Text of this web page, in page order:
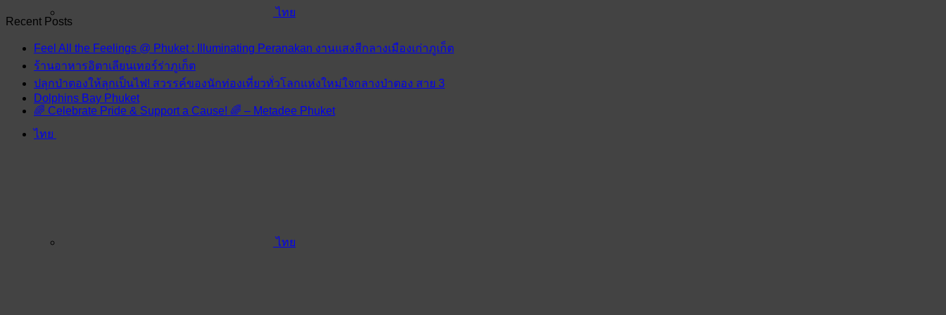
ไทย
ไทย
ไทย
Recent Posts
Feel All the Feelings @ Phuket : Illuminating Peranakan งานแสงสีกลางเมืองเก่าภูเก็ต
ร้านอาหารอิตาเลียนเทอร์ร่าภูเก็ต
ปลุกป่าตองให้ลุกเป็นไฟ! สวรรค์ของนักท่องเที่ยวทั่วโลกแห่งใหม่ใจกลางป่าตอง สาย 3
Dolphins Bay Phuket
🌈 Celebrate Pride & Support a Cause! 🌈 – Metadee Phuket